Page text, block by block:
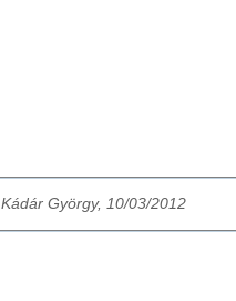
Kádár György, 10/03/2012